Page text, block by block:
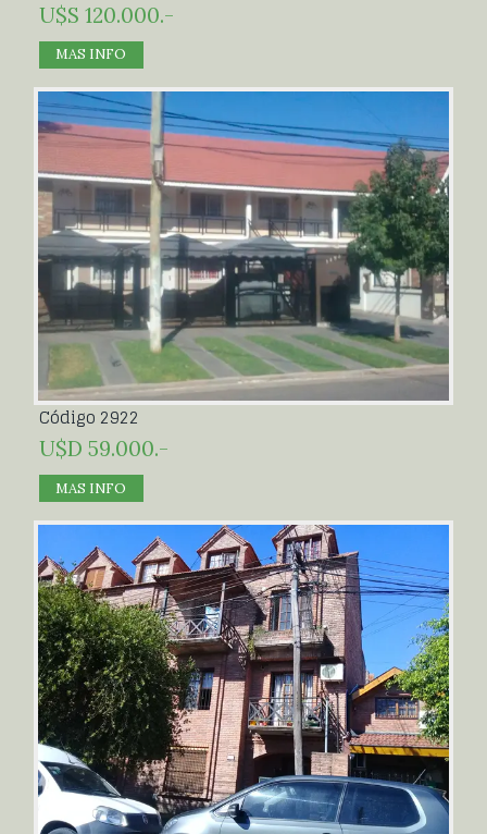
U$S 120.000.-
MAS INFO
Código 2922
U$D 59.000.-
MAS INFO